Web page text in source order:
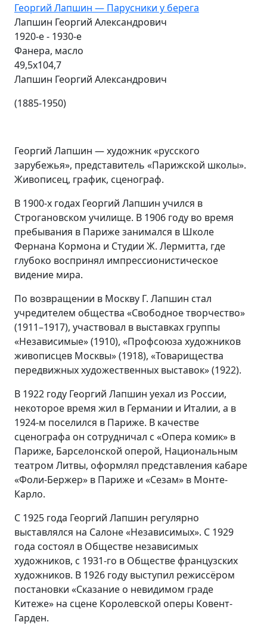
Георгий Лапшин — Парусники у берега
Лапшин Георгий Александрович
1920-е - 1930-е
Фанера, масло
49,5х104,7
Лапшин Георгий Александрович
(1885-1950)
Георгий Лапшин — художник «русского
зарубежья», представитель «Парижской школы».
Живописец, график, сценограф.
В 1900-х годах Георгий Лапшин учился в
Строгановском училище. В 1906 году во время
пребывания в Париже занимался в Школе
Фернана Кормона и Студии Ж. Лермитта, где
глубоко воспринял импрессионистическое
видение мира.
По возвращении в Москву Г. Лапшин стал
учредителем общества «Свободное творчество»
(1911–1917), участвовал в выставках группы
«Независимые» (1910), «Профсоюза художников
живописцев Москвы» (1918), «Товарищества
передвижных художественных выставок» (1922).
В 1922 году Георгий Лапшин уехал из России,
некоторое время жил в Германии и Италии, а в
1924-м поселился в Париже. В качестве
сценографа он сотрудничал с «Опера комик» в
Париже, Барселонской оперой, Национальным
театром Литвы, оформлял представления кабаре
«Фоли-Бержер» в Париже и «Сезам» в Монте-
Карло.
C 1925 года Георгий Лапшин регулярно
выставлялся на Салоне «Независимых». С 1929
года состоял в Обществе независимых
художников, с 1931-го в Обществе французских
художников. В 1926 году выступил режиссёром
постановки «Сказание о невидимом граде
Китеже» на сцене Королевской оперы Ковент-
Гарден.